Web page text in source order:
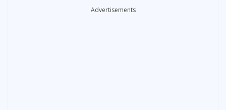
Advertisements